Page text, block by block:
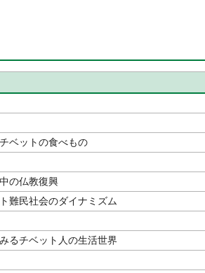
ベットの食べもの
の仏教復興
難民社会のダイナミズム
るチベット人の生活世界